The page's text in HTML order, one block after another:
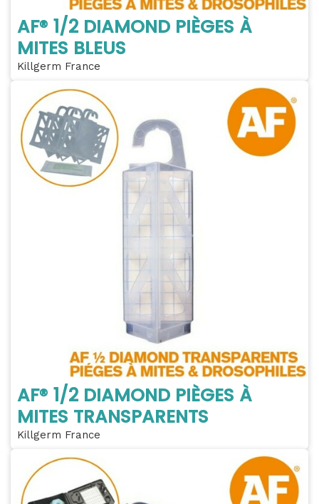
AF® 1/2 DIAMOND PIÈGES À
MITES BLEUS
Killgerm France
AF® 1/2 DIAMOND PIÈGES À
MITES TRANSPARENTS
Killgerm France